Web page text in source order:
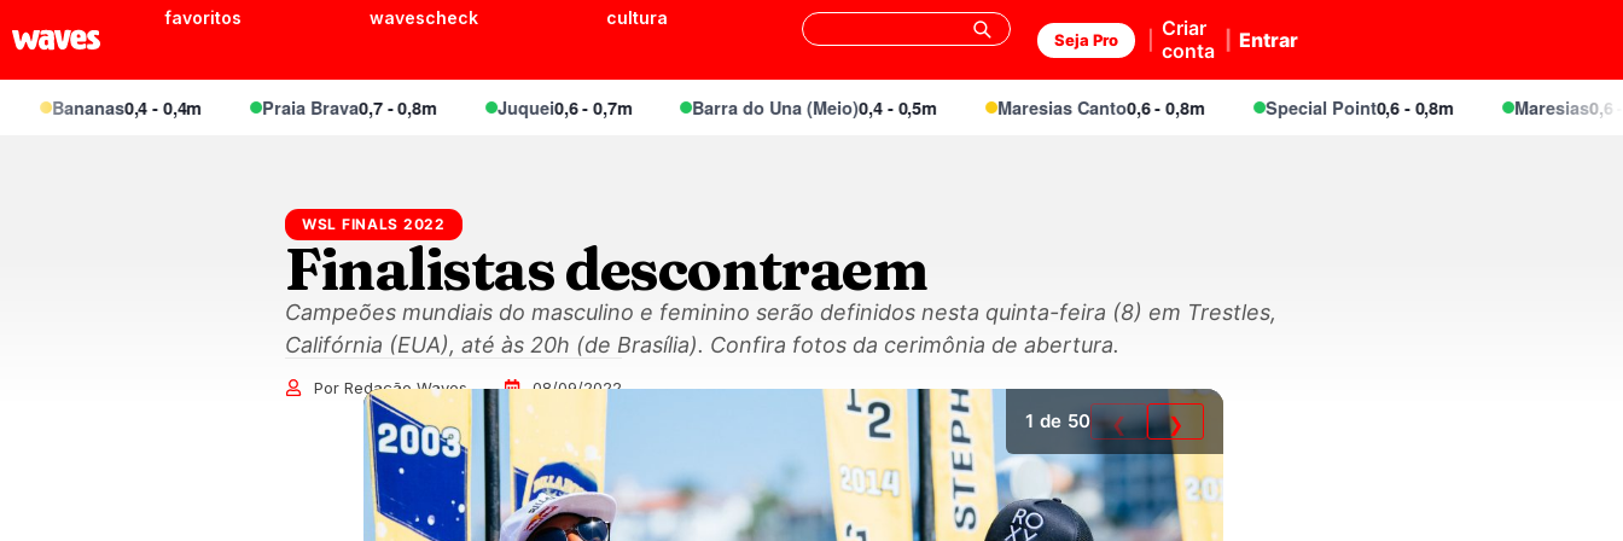
favoritos wavescheck cultura
Seja Pro
Criar
conta
Entrar
Bananas0,4 - 0,4m Praia Brava 0,7 - 0,8m Juquei0,6 - 0,7m Barra do Una (Meio)0,4 - 0,5m Maresias Canto 0,6 - 0,8m Special Point 0,6 - 0,8m Maresias0,6 - 0,8m
WSL FINALS 2022
Finalistas descontraem
Campeões mundiais do masculino e feminino serão definidos nesta quinta-feira (8) em Trestles,
Califórnia (EUA), até às 20h (de Brasília). Confira fotos da cerimônia de abertura.
Por Redação Waves 08/09/2022
1 de 50 ❮ ❯